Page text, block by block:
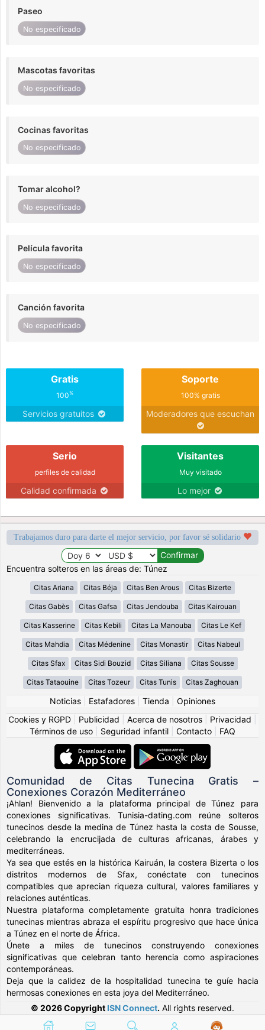
Paseo
No especificado
Mascotas favoritas
No especificado
Cocinas favoritas
No especificado
Tomar alcohol?
No especificado
Película favorita
No especificado
Canción favorita
No especificado
Gratis
100%
Servicios gratuitos
Soporte
100% gratis
Moderadores que escuchan
Serio
perfiles de calidad
Calidad confirmada
Visitantes
Muy visitado
Lo mejor
Trabajamos duro para darte el mejor servicio, por favor sé solidario
Encuentra solteros en las áreas de: Túnez
Citas Ariana Citas Béja Citas Ben Arous Citas Bizerte
Citas Gabès Citas Gafsa Citas Jendouba Citas Kairouan
Citas Kasserine Citas Kebili Citas La Manouba Citas Le Kef
Citas Mahdia Citas Médenine Citas Monastir Citas Nabeul
Citas Sfax Citas Sidi Bouzid Citas Siliana Citas Sousse
Citas Tataouine Citas Tozeur Citas Tunis Citas Zaghouan
Noticias Estafadores Tienda
Opiniones
Cookies y RGPD
Publicidad Acerca de nosotros Privacidad
Términos de uso
Seguridad infantil Contacto FAQ
Comunidad de Citas Tunecina Gratis –
Conexiones Corazón Mediterráneo
¡Ahlan! Bienvenido a la plataforma principal de Túnez para
conexiones significativas. Tunisia-dating.com reúne solteros
tunecinos desde la medina de Túnez hasta la costa de Sousse,
celebrando la encrucijada de culturas africanas, árabes y
mediterráneas.
Ya sea que estés en la histórica Kairuán, la costera Bizerta o los
distritos modernos de Sfax, conéctate con tunecinos
compatibles que aprecian riqueza cultural, valores familiares y
relaciones auténticas.
Nuestra plataforma completamente gratuita honra tradiciones
tunecinas mientras abraza el espíritu progresivo que hace única
a Túnez en el norte de África.
Únete a miles de tunecinos construyendo conexiones
significativas que celebran tanto herencia como aspiraciones
contemporáneas.
Deja que la calidez de la hospitalidad tunecina te guíe hacia
hermosas conexiones en esta joya del Mediterráneo.
© 2026 Copyright ISN Connect. All rights reserved.